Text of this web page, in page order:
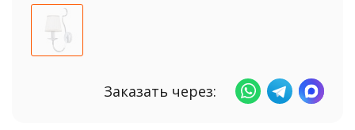
Заказать через: